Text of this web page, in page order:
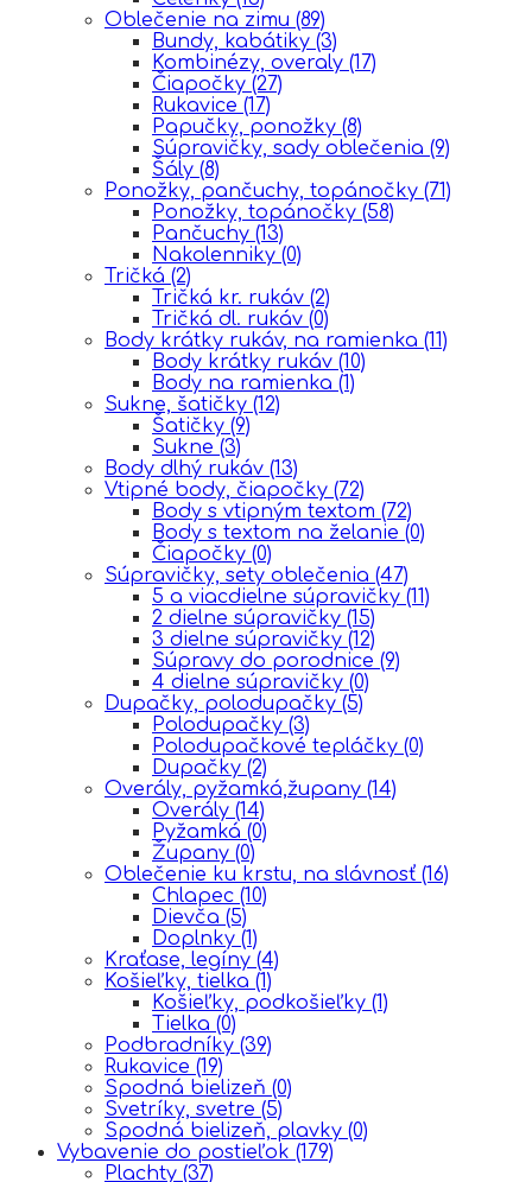
Oblečenie na zimu (89)
Bundy, kabátiky (3)
Kombinézy, overaly (17)
Čiapočky (27)
Rukavice (17)
Papučky, ponožky (8)
Súpravičky, sady oblečenia (9)
Šály (8)
Ponožky, pančuchy, topánočky (71)
Ponožky, topánočky (58)
Pančuchy (13)
Nakolenniky (0)
Tričká (2)
Tričká kr. rukáv (2)
Tričká dl. rukáv (0)
Body krátky rukáv, na ramienka (11)
Body krátky rukáv (10)
Body na ramienka (1)
Sukne, šatičky (12)
Šatičky (9)
Sukne (3)
Body dlhý rukáv (13)
Vtipné body, čiapočky (72)
Body s vtipným textom (72)
Body s textom na želanie (0)
Čiapočky (0)
Súpravičky, sety oblečenia (47)
5 a viacdielne súpravičky (11)
2 dielne súpravičky (15)
3 dielne súpravičky (12)
Súpravy do porodnice (9)
4 dielne súpravičky (0)
Dupačky, polodupačky (5)
Polodupačky (3)
Polodupačkové tepláčky (0)
Dupačky (2)
Overály, pyžamká,župany (14)
Overály (14)
Pyžamká (0)
Župany (0)
Oblečenie ku krstu, na slávnosť (16)
Chlapec (10)
Dievča (5)
Doplnky (1)
Kraťase, legíny (4)
Košieľky, tielka (1)
Košieľky, podkošieľky (1)
Tielka (0)
Podbradníky (39)
Rukavice (19)
Spodná bielizeň (0)
Svetríky, svetre (5)
Spodná bielizeň, plavky (0)
Vybavenie do postieľok (179)
Plachty (37)